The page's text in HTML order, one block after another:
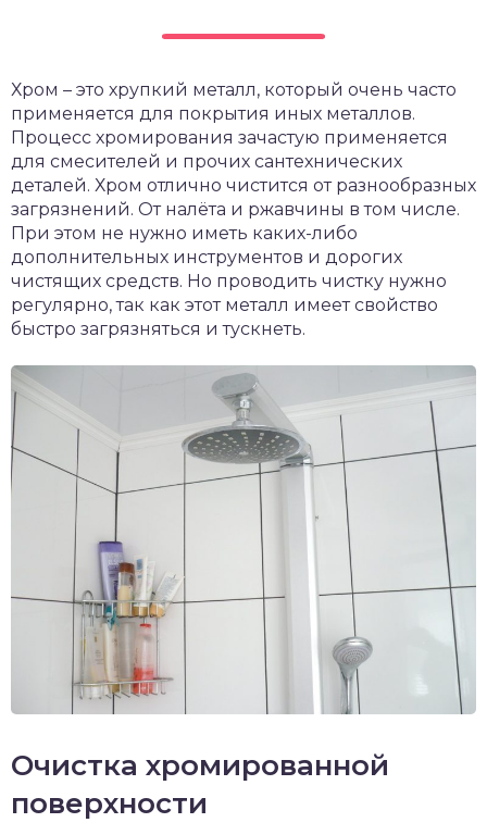
Хром – это хрупкий металл, который очень часто
применяется для покрытия иных металлов.
Процесс хромирования зачастую применяется
для смесителей и прочих сантехнических
деталей. Хром отлично чистится от разнообразных
загрязнений. От налёта и ржавчины в том числе.
При этом не нужно иметь каких-либо
дополнительных инструментов и дорогих
чистящих средств. Но проводить чистку нужно
регулярно, так как этот металл имеет свойство
быстро загрязняться и тускнеть.
Очистка хромированной
поверхности